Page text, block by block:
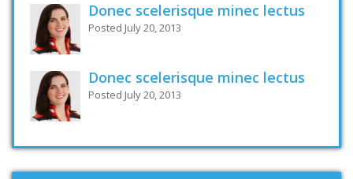
Donec scelerisque minec lectus
Posted July 20, 2013
Donec scelerisque minec lectus
Posted July 20, 2013